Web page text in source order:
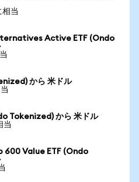
当
Active ETF (Ondo
から 米ドル
Tokenized) から 米ドル
当
600 Value ETF (Ondo